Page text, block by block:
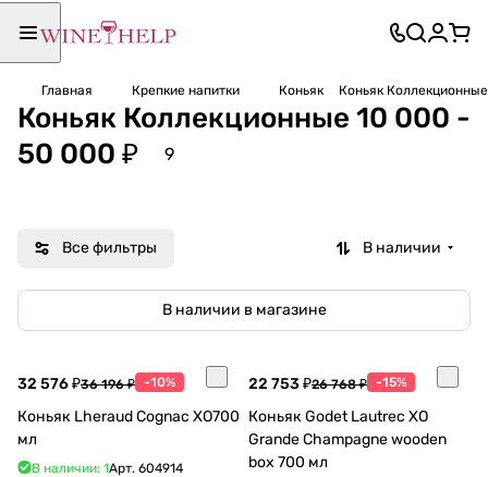
Главная Крепкие напитки Коньяк Коньяк
Коньяк Коллекционные 10 000 -
50 000 ₽
9
Все фильтры В наличии
В наличии в магазине
32 576 ₽36 196 ₽ -10%
Коньяк Lheraud Cognac XO700
мл
В наличии: 1Арт. 604914
22 753 ₽26 768 ₽ -15%
Коньяк Godet Lautrec XO
Grande Champagne wooden
box 700 мл